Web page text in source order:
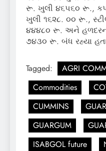
રૂ. ખુલી ૪૬૫૬૦ રૂ.,
ખુલી ૧૬૨૮. ૦૦ રૂ.,
૪૪૪૮૦ રૂ. અને
૭૪૩૦ રૂ. બંધ રહ્યા
Tagged: AGRI
Commodities
CUMMINS
GUARGUM
ISABGOL future